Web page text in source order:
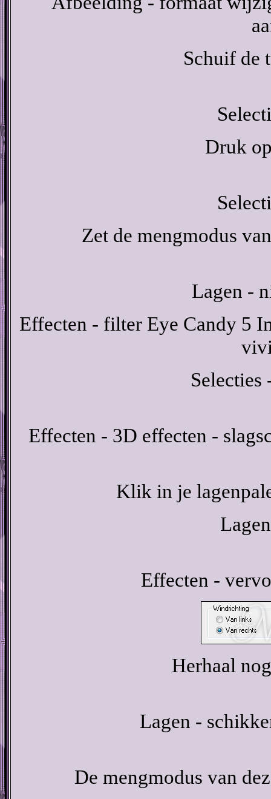
Schuif de
Druk
Zet de mengmodus
Lagen -
Effecten - filter Eye Candy 5
Selecties
Effecten - 3D effecten -
Klik in je
Effecten -
Herhaal
Lagen -
De mengmodus van